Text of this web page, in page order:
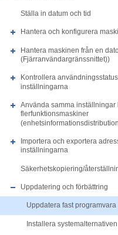
Ställa in datum och tid
Hantera och konfigurera
Hantera maskinen från en
(Fjärranvändargränssnittet))
Kontrollera
inställningarna
Använda samma inställningar
flerfunktionsmaskiner
Importera och exportera
inställningarna
Säkerhetskopiering/
Uppdatering och förbättring
Uppdatera fast programvara
Installera systemalternativen